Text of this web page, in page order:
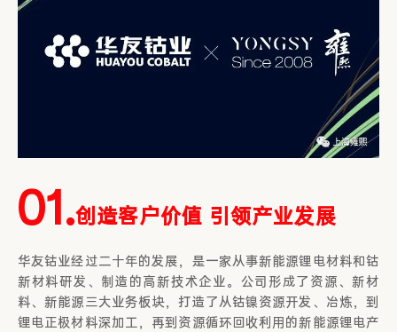
01.创造客户价值 引领产业发展
华友钴业经过二十年的发展，是一家从事新能源锂电材料和钴
新材料研发、制造的高新技术企业。公司形成了资源、新材
料、新能源三大业务板块，打造了从钴镍资源开发、冶炼，到
锂电正极材料深加工，再到资源循环回收利用的新能源锂电产